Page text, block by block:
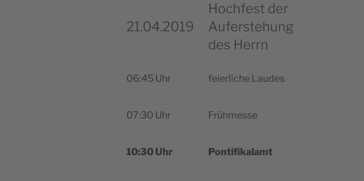
21.04.2019
Hochfest der
Auferstehung
des Herrn
06:45 Uhr fei­er­li­che Laudes
07:30 Uhr Früh­mes­se
10:30 Uhr Pon­ti­fi­kal­amt